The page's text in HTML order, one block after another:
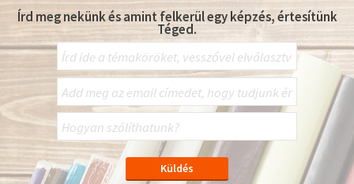
Írd meg nekünk és amint felkerül egy képzés, értesítünk
Téged.